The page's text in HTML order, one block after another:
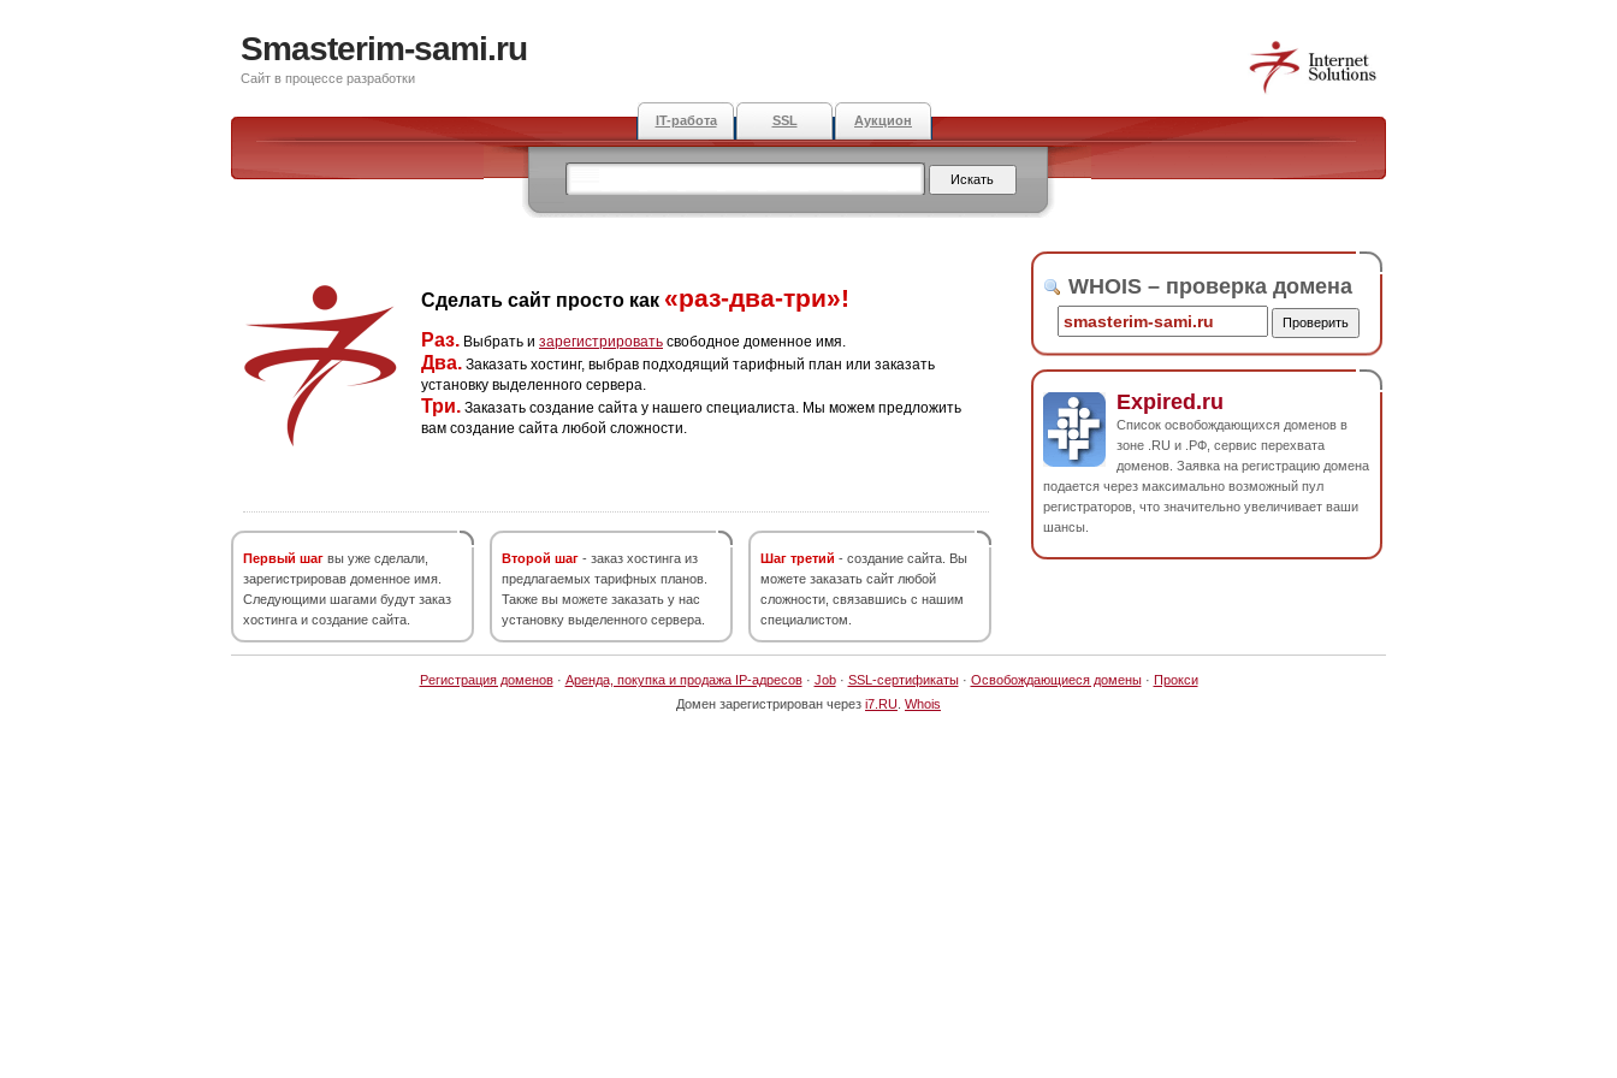
Smasterim-sami.ru
Сайт в процессе разработки
IT-работа SSL Аукцион
Сделать сайт просто как «раз-два-три»!
Раз. Выбрать и зарегистрировать свободное доменное имя.
Два. Заказать хостинг, выбрав подходящий тарифный план или заказать
установку выделенного сервера.
Три. Заказать создание сайта у нашего специалиста. Мы можем предложить
вам создание сайта любой сложности.
Первый шаг вы уже сделали,
зарегистрировав доменное имя.
Следующими шагами будут заказ
хостинга и создание сайта.
Второй шаг - заказ хостинга из
предлагаемых тарифных планов.
Также вы можете заказать у нас
установку выделенного сервера.
Шаг третий - создание сайта. Вы
можете заказать сайт любой
сложности, связавшись с нашим
специалистом.
WHOIS – проверка домена
Expired.ru
Список освобождающихся доменов в
зоне .RU и .РФ, сервис перехвата
доменов. Заявка на регистрацию домена
подается через максимально возможный пул
регистраторов, что значительно увеличивает ваши
шансы.
Регистрация доменов· Аренда, покупка и продажа IP-адресов· Job· SSL-сертификаты· Освобождающиеся домены· Прокси
Домен зарегистрирован через i7.RU Whois